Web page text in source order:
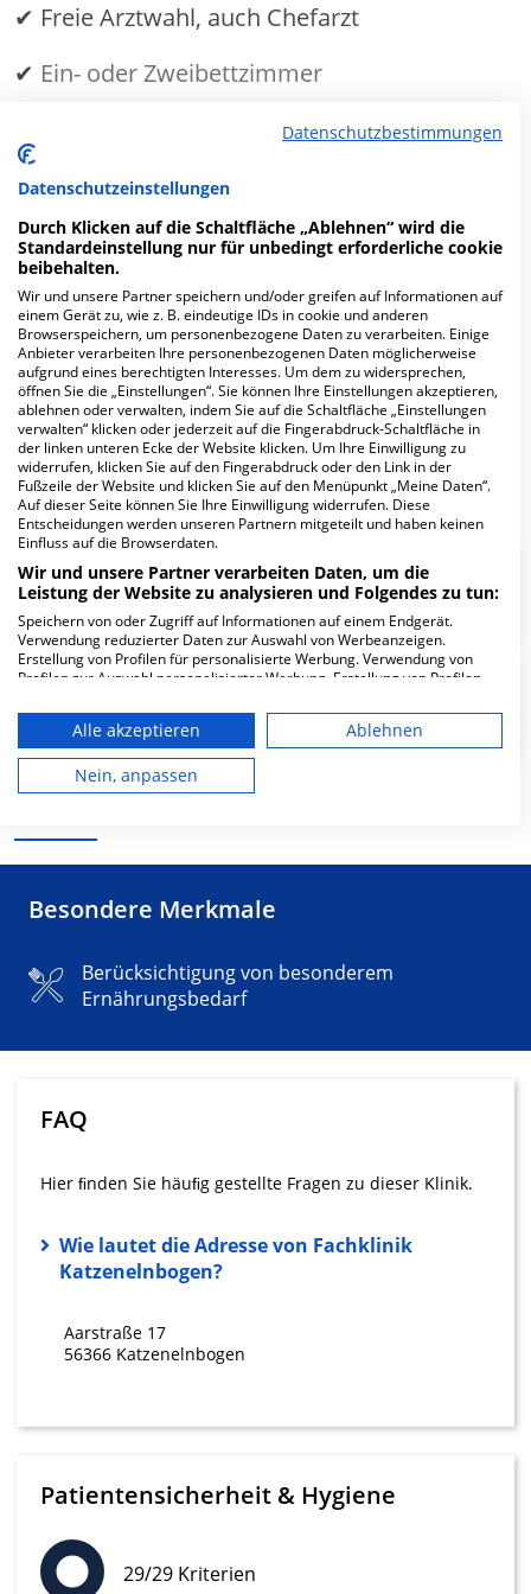
✔ Freie Arztwahl, auch Chefarzt
✔ Ein- oder Zweibettzimmer
Anzeige
Fachabteilungen
Fachabteilung suchen:
Fachklinik Katzenelnbogen
Psychiatrische Tagesklinik
Psychiatrie und Psychotherapie
Besondere Merkmale
Berücksichtigung von besonderem
Ernährungsbedarf
FAQ
Hier ﬁnden Sie häuﬁg gestellte Fragen zu dieser Klinik.
Wie lautet die Adresse von Fachklinik
Katzenelnbogen?
Aarstraße 17
56366 Katzenelnbogen
Patientensicherheit & Hygiene
29/29 Kriterien
Datenschutzbestimmungen
Datenschutzeinstellungen
Durch Klicken auf die Schaltfläche „Ablehnen“ wird die
Standardeinstellung nur für unbedingt erforderliche cookie
beibehalten.
Wir und unsere Partner speichern und/oder greifen auf Informationen auf
einem Gerät zu, wie z. B. eindeutige IDs in cookie und anderen
Browserspeichern, um personenbezogene Daten zu verarbeiten. Einige
Anbieter verarbeiten Ihre personenbezogenen Daten möglicherweise
aufgrund eines berechtigten Interesses. Um dem zu widersprechen,
öffnen Sie die „Einstellungen“. Sie können Ihre Einstellungen akzeptieren,
ablehnen oder verwalten, indem Sie auf die Schaltfläche „Einstellungen
verwalten“ klicken oder jederzeit auf die Fingerabdruck-Schaltfläche in
der linken unteren Ecke der Website klicken. Um Ihre Einwilligung zu
widerrufen, klicken Sie auf den Fingerabdruck oder den Link in der
Fußzeile der Website und klicken Sie auf den Menüpunkt „Meine Daten“.
Auf dieser Seite können Sie Ihre Einwilligung widerrufen. Diese
Entscheidungen werden unseren Partnern mitgeteilt und haben keinen
Einfluss auf die Browserdaten.
Wir und unsere Partner verarbeiten Daten, um die
Leistung der Website zu analysieren und Folgendes zu tun:
Speichern von oder Zugriff auf Informationen auf einem Endgerät.
Verwendung reduzierter Daten zur Auswahl von Werbeanzeigen.
Erstellung von Profilen für personalisierte Werbung. Verwendung von
Profilen zur Auswahl personalisierter Werbung. Erstellung von Profilen
personalisierter Inhalte. Messung der Werbeleistung. Messung der
Performance von Inhalten. Analyse von Zielgruppen durch Statistiken
oder Kombinationen von Daten aus verschiedenen Quellen. Entwicklung
und Verbesserung der Angebote. Verwendung reduzierter Daten zur
Auswahl von Inhalten.
Partnerliste anzeigen (1 IAB-Anbieter)
IAB-Verarbeitungszwecke:
Speichern von oder Zugriff auf
Erstellung von Profilen zur Personalisierung
Verwendung von Profilen zur Auswahl
personalisierter Inhalte
Analyse von Zielgruppen durch Statistiken
verschiedenen Quellen
Alle akzeptieren
Ablehnen
Nein, anpassen